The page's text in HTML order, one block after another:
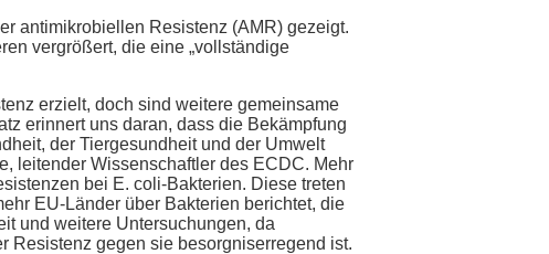
antimikrobiellen Resistenz (AMR) gezeigt.
vergrößert, die eine „vollständige
erzielt, doch sind weitere gemeinsame
erinnert uns daran, dass die Bekämpfung
der Tiergesundheit und der Umwelt
leitender Wissenschaftler des ECDC. Mehr
bei E. coli-Bakterien. Diese treten
EU-Länder über Bakterien berichtet, die
und weitere Untersuchungen, da
Resistenz gegen sie besorgniserregend ist.